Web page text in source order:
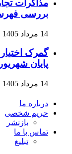
مذاکرات
بررسی
14 مرداد 1405
گمرک
پایان
14 مرداد 1405
درباره ما
حریم شخصی
بازنشر
تماس با ما
تبلیغ